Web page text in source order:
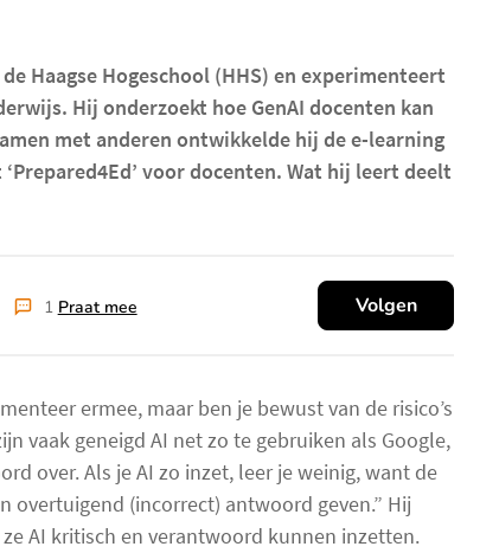
Haagse Hogeschool (HHS) en experimenteert
Hij onderzoekt hoe GenAI docenten kan
met anderen ontwikkelde hij de e-learning
voor docenten. Wat hij leert deelt
1 Praat mee Volgen
ermee, maar ben je bewust van de risico’s
vaak geneigd AI net zo te gebruiken als Google,
over. Als je AI zo inzet, leer je weinig, want de
overtuigend (incorrect) antwoord geven.” Hij
AI kritisch en verantwoord kunnen inzetten.